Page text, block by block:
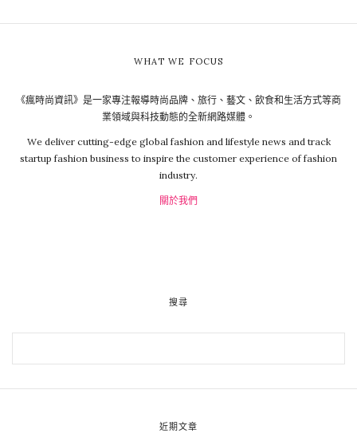
WHAT WE FOCUS
《瘋時尚資訊》是一家專注報導時尚品牌、旅行、藝文、飲食和生活方式等商
業領域與科技動態的全新網路媒體。
We deliver cutting-edge global fashion and lifestyle news and track
startup fashion business to inspire the customer experience of fashion
industry.
關於我們
搜尋
近期文章